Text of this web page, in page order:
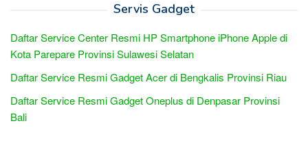
Servis Gadget
Daftar Service Center Resmi HP Smartphone iPhone Apple di
Kota Parepare Provinsi Sulawesi Selatan
Daftar Service Resmi Gadget Acer di Bengkalis Provinsi Riau
Daftar Service Resmi Gadget Oneplus di Denpasar Provinsi
Bali